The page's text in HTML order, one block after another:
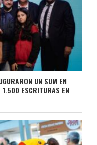
UN SUM EN
1.500 ESCRITURAS EN